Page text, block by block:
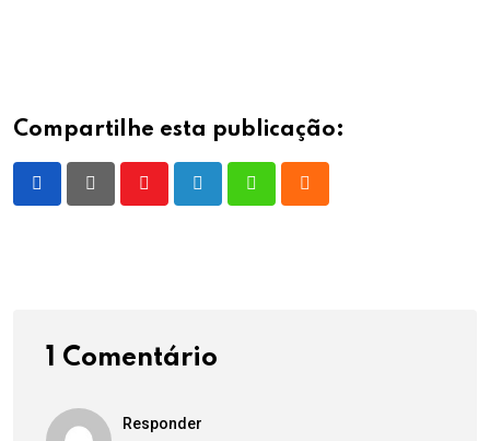
Compartilhe esta publicação:
1 Comentário
Responder